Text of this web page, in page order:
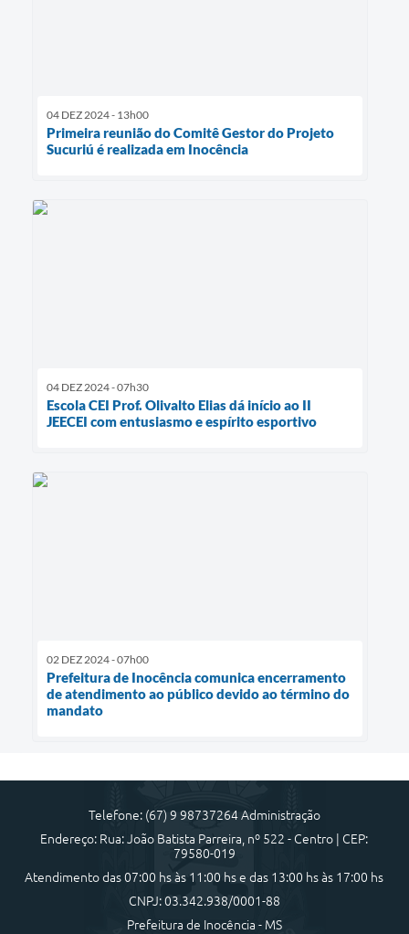
04 DEZ 2024 - 13h00
Primeira reunião do Comitê Gestor do Projeto
Sucuriú é realizada em Inocência
04 DEZ 2024 - 07h30
Escola CEI Prof. Olivalto Elias dá início ao II
JEECEI com entusiasmo e espírito esportivo
02 DEZ 2024 - 07h00
Prefeitura de Inocência comunica encerramento
de atendimento ao público devido ao término do
mandato
Telefone: (67) 9 98737264 Administração
Endereço: Rua: João Batista Parreira, nº 522 - Centro | CEP:
79580-019
Atendimento das 07:00 hs às 11:00 hs e das 13:00 hs às 17:00 hs
CNPJ: 03.342.938/0001-88
Prefeitura de Inocência - MS